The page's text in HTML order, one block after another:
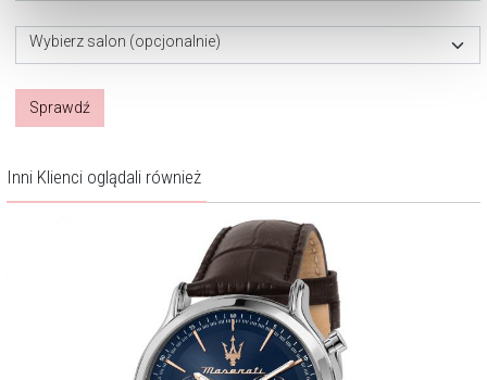
Zarządzaj preferencjami. W każdej chwili możesz
dokonać zmiany wybranych przez Ciebie plików cookie.
Wybierz salon (opcjonalnie)
Sprawdź
Inni Klienci oglądali również